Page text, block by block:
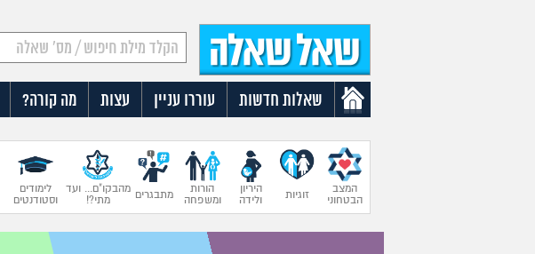
שאלות חדשות עוררו עניין עצות מה קורה?
המצב
הבטחוני
זוגיות
היריון
ולידה
הורות
ומשפחה
מתבגרים
מהבקו"ם... ועד
מתי?!
לימודים
וסטודנטים